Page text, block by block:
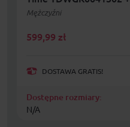
Mężczyźni
599,99 zł
DOSTAWA GRATIS!
Dostępne rozmiary:
N/A